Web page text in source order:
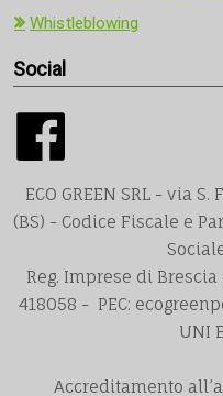
Whistleblowing
Social
ECO GREEN SRL - via
(BS) - Codice Fiscale e
Reg. Imprese di Brescia
418058 - PEC:
UNI
Accreditamento